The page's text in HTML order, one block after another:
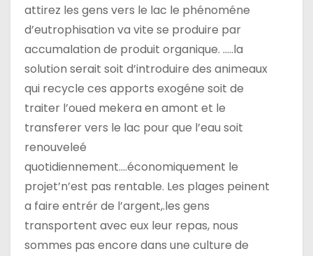
attirez les gens vers le lac le phénoméne
d’eutrophisation va vite se produire par
accumalation de produit organique. …..la
solution serait soit d’introduire des animeaux
qui recycle ces apports exogéne soit de
traiter l’oued mekera en amont et le
transferer vers le lac pour que l’eau soit
renouveleé
quotidiennement….économiquement le
projet’n’est pas rentable. Les plages peinent
a faire entrér de l’argent,.les gens
transportent avec eux leur repas, nous
sommes pas encore dans une culture de